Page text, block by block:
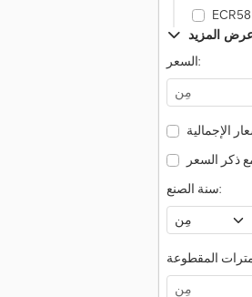
ECR58
المزيد
السعر:
الإجمالية
ذكر السعر
سنة الصنع: